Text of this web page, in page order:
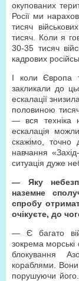
окупованих
Росії ми
тисяч
тисяч. Коли я
30-35 тисяч
кадрових
І коли
закликали до
ескалації
половиною
— вся техніка
ескалація
скажімо,
навчання
ситуація дуже
— Яку
наземне
спробу
очікуєте, до
— Є багато
зокрема морські
блокування
кораблями.
порушуючи